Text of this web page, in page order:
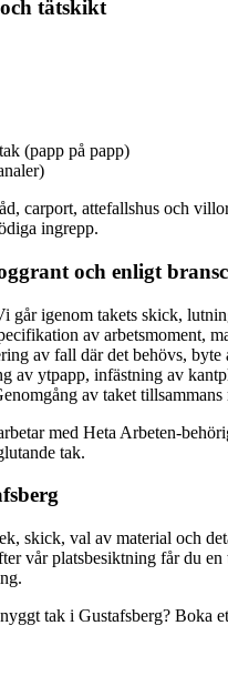
tätskikt
(papp på papp)
carport, attefallshus och
ingrepp.
och enligt
går igenom takets skick,
av arbetsmoment,
av fall där det behövs,
av ytpapp, infästning av
av taket
med Heta Arbeten-
tak.
skick, val av material och
vår platsbesiktning får du
tak i Gustafsberg? Boka